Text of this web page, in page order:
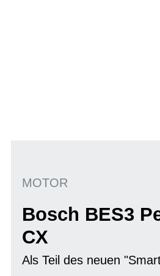
MOTOR
Bosch BES3
CX
Als Teil des neuen